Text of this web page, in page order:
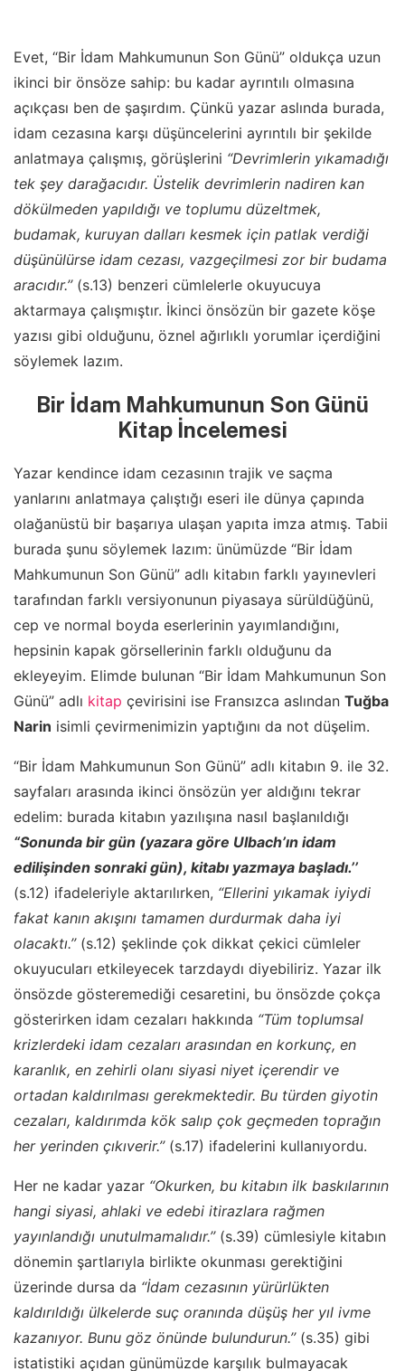
Evet, “Bir İdam Mahkumunun Son Günü” oldukça uzun
ikinci bir önsöze sahip: bu kadar ayrıntılı olmasına
açıkçası ben de şaşırdım. Çünkü yazar aslında burada,
idam cezasına karşı düşüncelerini ayrıntılı bir şekilde
anlatmaya çalışmış, görüşlerini “Devrimlerin yıkamadığı
tek şey darağacıdır. Üstelik devrimlerin nadiren kan
dökülmeden yapıldığı ve toplumu düzeltmek,
budamak, kuruyan dalları kesmek için patlak verdiği
düşünülürse idam cezası, vazgeçilmesi zor bir budama
aracıdır.’’(s.13) benzeri cümlelerle okuyucuya
aktarmaya çalışmıştır. İkinci önsözün bir gazete köşe
yazısı gibi olduğunu, öznel ağırlıklı yorumlar içerdiğini
söylemek lazım.
Bir İdam Mahkumunun Son Günü
Kitap İncelemesi
Yazar kendince idam cezasının trajik ve saçma
yanlarını anlatmaya çalıştığı eseri ile dünya çapında
olağanüstü bir başarıya ulaşan yapıta imza atmış. Tabii
burada şunu söylemek lazım: ünümüzde “Bir İdam
Mahkumunun Son Günü” adlı kitabın farklı yayınevleri
tarafından farklı versiyonunun piyasaya sürüldüğünü,
cep ve normal boyda eserlerinin yayımlandığını,
hepsinin kapak görsellerinin farklı olduğunu da
ekleyeyim. Elimde bulunan “Bir İdam Mahkumunun Son
Günü” adlı kitap çevirisini ise Fransızca aslından Tuğba
Narin isimli çevirmenimizin yaptığını da not düşelim.
“Bir İdam Mahkumunun Son Günü” adlı kitabın 9. ile 32.
sayfaları arasında ikinci önsözün yer aldığını tekrar
edelim: burada kitabın yazılışına nasıl başlanıldığı
“Sonunda bir gün (yazara göre Ulbach’ın idam
edilişinden sonraki gün), kitabı yazmaya başladı.’’
(s.12) ifadeleriyle aktarılırken, “Ellerini yıkamak iyiydi
fakat kanın akışını tamamen durdurmak daha iyi
olacaktı.’’(s.12) şeklinde çok dikkat çekici cümleler
okuyucuları etkileyecek tarzdaydı diyebiliriz. Yazar ilk
önsözde gösteremediği cesaretini, bu önsözde çokça
gösterirken idam cezaları hakkında “Tüm toplumsal
krizlerdeki idam cezaları arasından en korkunç, en
karanlık, en zehirli olanı siyasi niyet içerendir ve
ortadan kaldırılması gerekmektedir. Bu türden giyotin
cezaları, kaldırımda kök salıp çok geçmeden toprağın
her yerinden çıkıverir.’’(s.17) ifadelerini kullanıyordu.
Her ne kadar yazar “Okurken, bu kitabın ilk baskılarının
hangi siyasi, ahlaki ve edebi itirazlara rağmen
yayınlandığı unutulmamalıdır.’’(s.39) cümlesiyle kitabın
dönemin şartlarıyla birlikte okunması gerektiğini
üzerinde dursa da “İdam cezasının yürürlükten
kaldırıldığı ülkelerde suç oranında düşüş her yıl ivme
kazanıyor. Bunu göz önünde bulundurun.’’(s.35) gibi
istatistiki açıdan günümüzde karşılık bulmayacak